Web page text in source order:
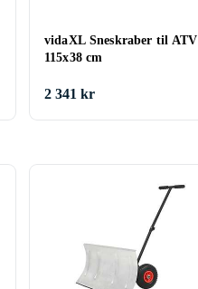
vidaXL Sneskraber til ATV
115x38 cm
2 341 kr